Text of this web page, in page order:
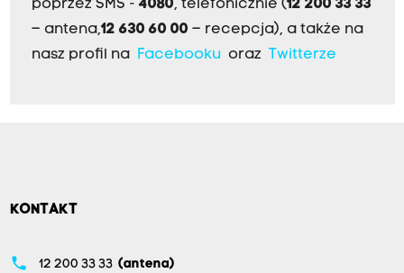
poprzez SMS - 4080, telefonicznie (12 200 33 33
– antena,12 630 60 00 – recepcja), a także na
nasz profil na Facebookuoraz Twitterze
KONTAKT
phone 12 200 33 33 (antena)